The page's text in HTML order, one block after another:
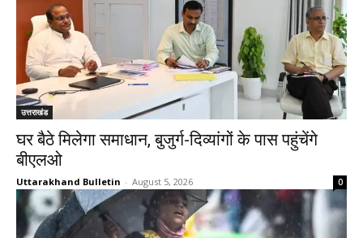
उत्तराखंड
घर बैठे मिलेगा समाधान, बुजुर्ग-दिव्यांगों के पास पहुंचेंगे
बीएलओ
Uttarakhand Bulletin - August 5, 2026 0